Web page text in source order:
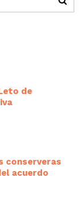
de
conserveras
acuerdo